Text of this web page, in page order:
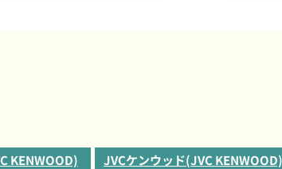
KENWOOD) JVCケンウッド(JVC KENWOOD)